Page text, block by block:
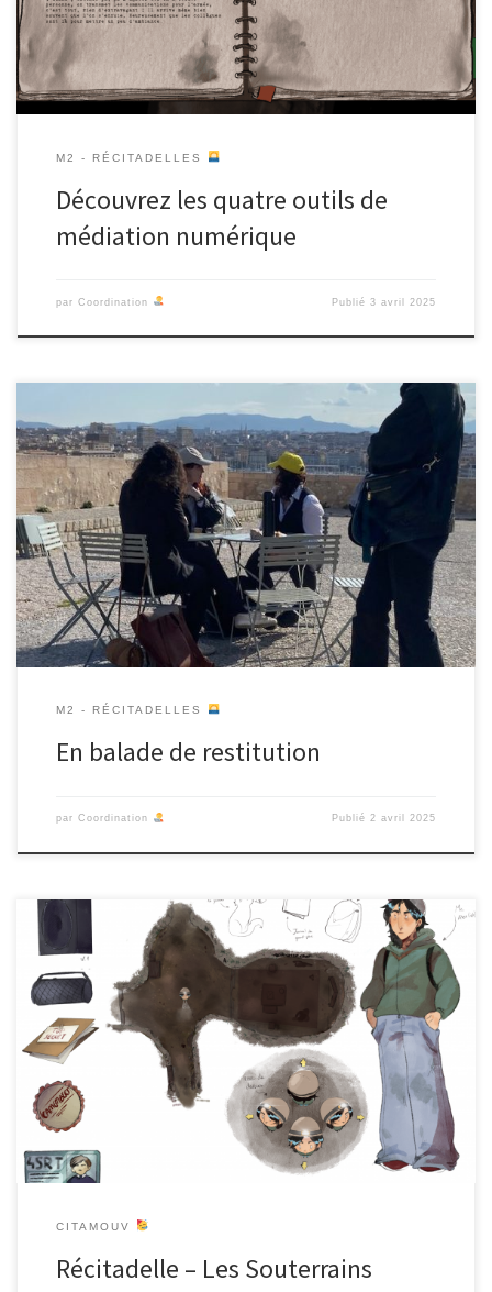
Jeannettes, à la Citadelle de Marseille. Durant la nuit, elles
disparaissent. […]
M2 - RÉCITADELLES
Découvrez les quatre outils de
médiation numérique
par Coordination Publié3 avril 2025
Pour leur oral de fin d’année, les quatre groupes Crazytadelle,
Sistadelle, Jyetaispas et CitaMouv ont restitué en balade leur
travail d’enquête et de conception d’outils de médiation
numérique à une centaine de participant·es avec des
enseignant·es de l’Université d’Aix Marseille et du DNMADE, des
salarié·es de La Citadelle, de BAO […]
M2 - RÉCITADELLES
En balade de restitution
par Coordination Publié2 avril 2025
Les Sousterrains est un jeu Role Playing Game qui permet de
découvrir l’histoire des souterrains de la Citadelle en explorant et
en interagissant avec les lieux et les objets qui s’y trouvent. Les
objets révèleront les voix du passé, des histoires entre réalité et
fantasme ! Le livret de médiation
CITAMOUV
Récitadelle – Les Souterrains